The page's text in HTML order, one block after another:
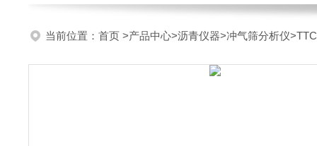
当前位置： 首页 >产品中心>沥青仪器>冲气筛分析仪